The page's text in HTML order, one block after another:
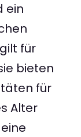
ein
für
bieten
für
Alter